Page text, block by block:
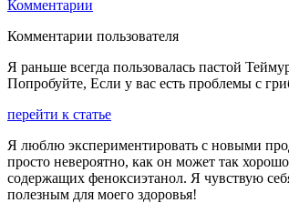
Комментарии
Комментарии пользователя
Я раньше всегда пользовалась пастой
Попробуйте, Если у вас есть проблемы с
перейти к статье
Я люблю экспериментировать с новыми
просто невероятно, как он может так
содержащих феноксиэтанол. Я чувствую
полезным для моего здоровья!